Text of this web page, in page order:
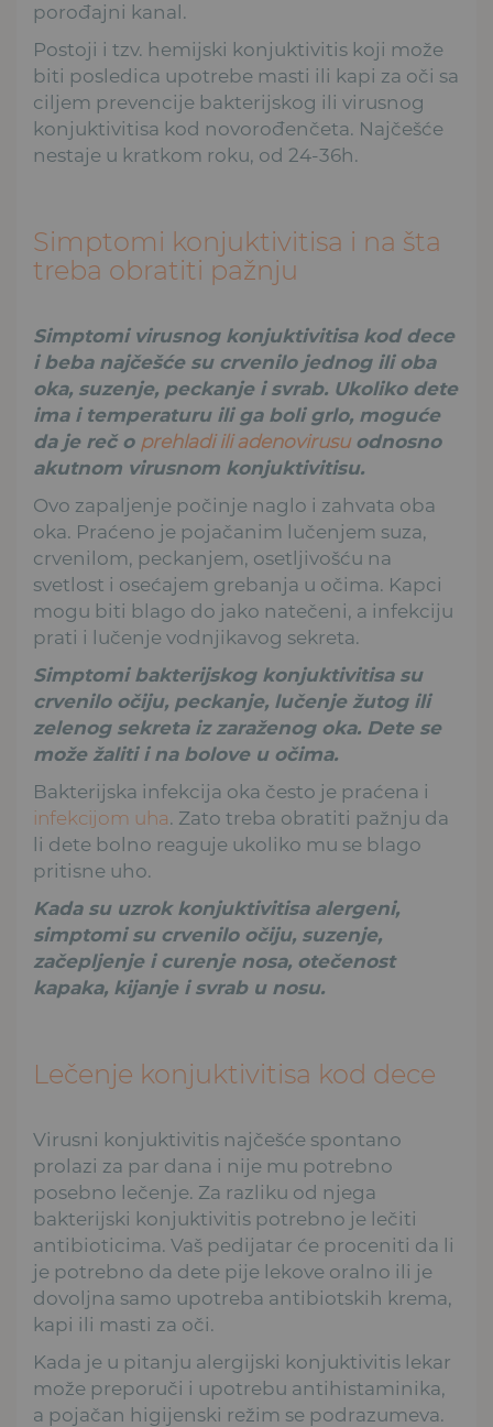
porođajni kanal.
Postoji i tzv. hemijski konjuktivitis koji može
biti posledica upotrebe masti ili kapi za oči sa
ciljem prevencije bakterijskog ili virusnog
konjuktivitisa kod novorođenčeta. Najčešće
nestaje u kratkom roku, od 24-36h.
Simptomi konjuktivitisa i na šta
treba obratiti pažnju
Simptomi virusnog konjuktivitisa kod dece
i beba najčešće su crvenilo jednog ili oba
oka, suzenje, peckanje i svrab. Ukoliko dete
ima i temperaturu ili ga boli grlo, moguće
da je reč o prehladi ili adenovirusuodnosno
akutnom virusnom konjuktivitisu.
Ovo zapaljenje počinje naglo i zahvata oba
oka. Praćeno je pojačanim lučenjem suza,
crvenilom, peckanjem, osetljivošću na
svetlost i osećajem grebanja u očima. Kapci
mogu biti blago do jako natečeni, a infekciju
prati i lučenje vodnjikavog sekreta.
Simptomi bakterijskog konjuktivitisa su
crvenilo očiju, peckanje, lučenje žutog ili
zelenog sekreta iz zaraženog oka. Dete se
može žaliti i na bolove u očima.
Bakterijska infekcija oka često je praćena i
infekcijom uha. Zato treba obratiti pažnju da
li dete bolno reaguje ukoliko mu se blago
pritisne uho.
Kada su uzrok konjuktivitisa alergeni,
simptomi su crvenilo očiju, suzenje,
začepljenje i curenje nosa, otečenost
kapaka, kijanje i svrab u nosu.
Lečenje konjuktivitisa kod dece
Virusni konjuktivitis najčešće spontano
prolazi za par dana i nije mu potrebno
posebno lečenje. Za razliku od njega
bakterijski konjuktivitis potrebno je lečiti
antibioticima. Vaš pedijatar će proceniti da li
je potrebno da dete pije lekove oralno ili je
dovoljna samo upotreba antibiotskih krema,
kapi ili masti za oči.
Kada je u pitanju alergijski konjuktivitis lekar
može preporuči i upotrebu antihistaminika,
a pojačan higijenski režim se podrazumeva.